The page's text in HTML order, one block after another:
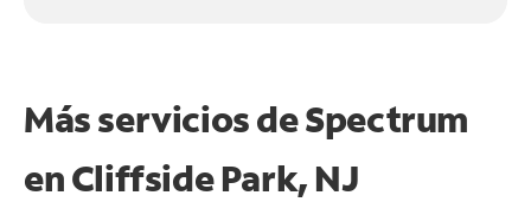
Más servicios de Spectrum
enCliffside Park, NJ